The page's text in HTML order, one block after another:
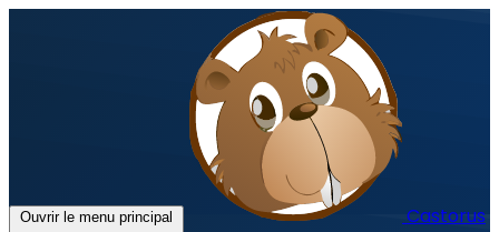
Ouvrir le menu principal Castorus